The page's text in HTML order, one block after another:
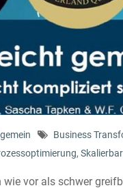
Business
,
vor als schwer